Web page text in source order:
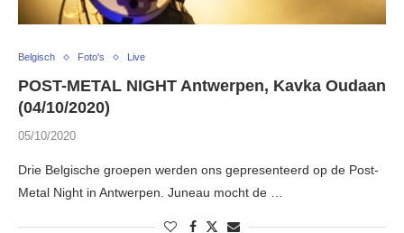
Belgisch Foto's Live
POST-METAL NIGHT Antwerpen, Kavka Oudaan
(04/10/2020)
05/10/2020
Drie Belgische groepen werden ons gepresenteerd op de Post-
Metal Night in Antwerpen. Juneau mocht de …